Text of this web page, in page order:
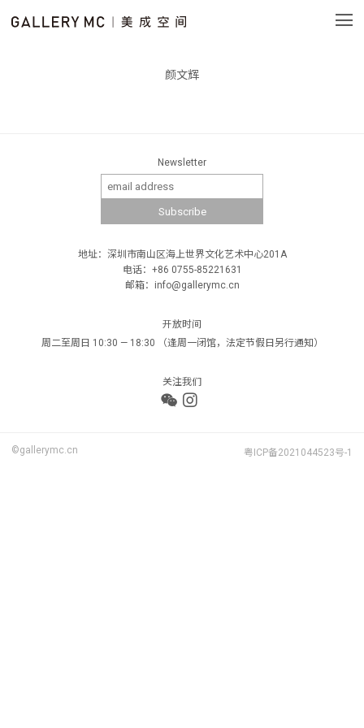
颜文辉
Newsletter
地址：深圳市南山区海上世界文化艺术中心201A
电话：+86 0755-85221631
邮箱：info@gallerymc.cn
开放时间
周二至周日 10:30 — 18:30 （逢周一闭馆，法定节假日另行通知）
关注我们
©gallerymc.cn 粤ICP备2021044523号-1